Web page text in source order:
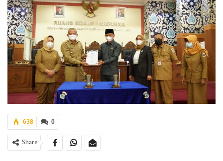
0
638
Share